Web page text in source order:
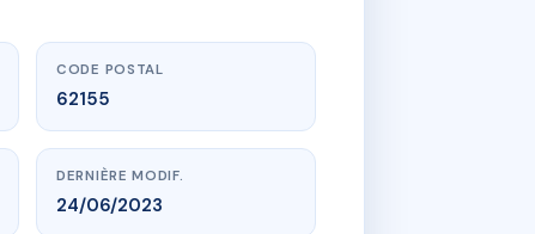
CODE POSTAL
62155
DERNIÈRE MODIF.
24/06/2023